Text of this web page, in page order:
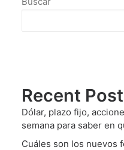
Recent
Dólar, plazo fijo,
semana para saber en
Cuáles son los nuevos